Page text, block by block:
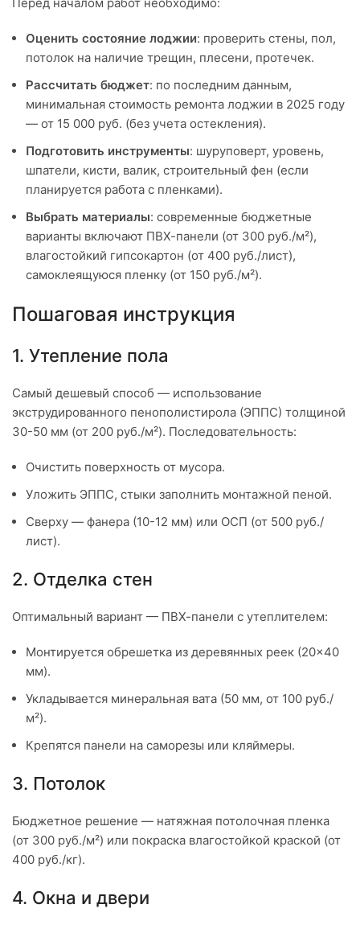
Оценить состояние лоджии: проверить стены, пол,
потолок на наличие трещин, плесени, протечек.
Рассчитать бюджет: по последним данным,
минимальная стоимость ремонта лоджии в 2025 году
— от 15 000 руб. (без учета остекления).
Подготовить инструменты: шуруповерт, уровень,
шпатели, кисти, валик, строительный фен (если
планируется работа с пленками).
Выбрать материалы: современные бюджетные
варианты включают ПВХ-панели (от 300 руб./м²),
влагостойкий гипсокартон (от 400 руб./лист),
самоклеящуюся пленку (от 150 руб./м²).
Пошаговая инструкция
1. Утепление пола
Самый дешевый способ — использование
экструдированного пенополистирола (ЭППС) толщиной
30-50 мм (от 200 руб./м²). Последовательность:
Очистить поверхность от мусора.
Уложить ЭППС, стыки заполнить монтажной пеной.
Сверху — фанера (10-12 мм) или ОСП (от 500 руб./
лист).
2. Отделка стен
Оптимальный вариант — ПВХ-панели с утеплителем:
Монтируется обрешетка из деревянных реек (20×40
мм).
Укладывается минеральная вата (50 мм, от 100 руб./
м²).
Крепятся панели на саморезы или кляймеры.
3. Потолок
Бюджетное решение — натяжная потолочная пленка
(от 300 руб./м²) или покраска влагостойкой краской (от
400 руб./кг).
4. Окна и двери